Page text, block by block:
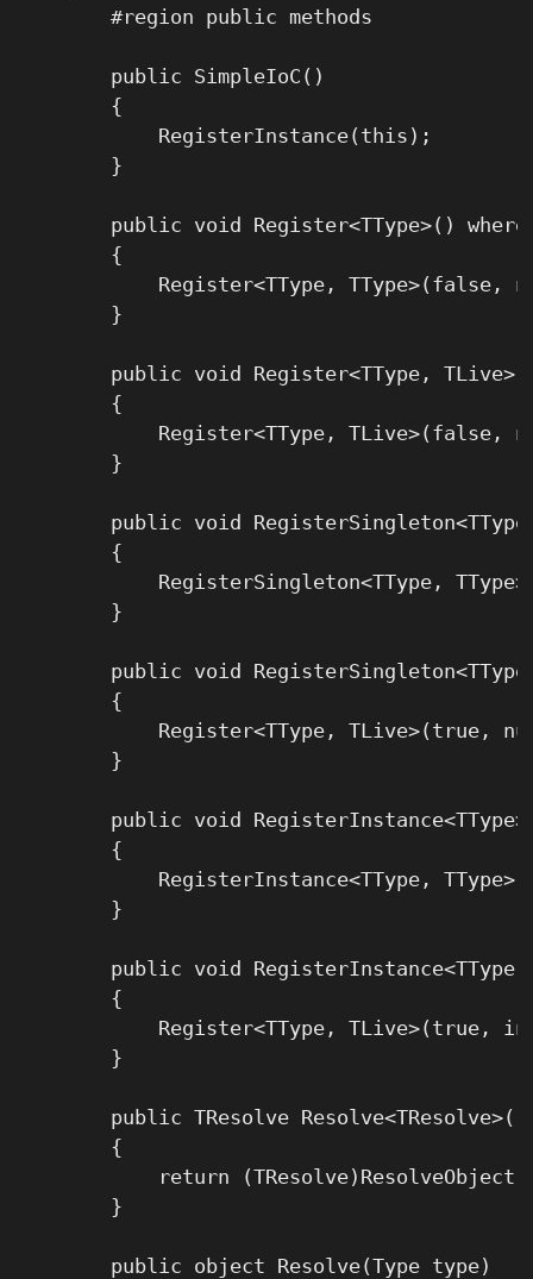
        #region public methods
        public SimpleIoC()
        {
            RegisterInstance(this);
        }
public void Register<TType>()
        {
Register<TType, TType>(false,
        }
public void Register<TType,
        {
Register<TType, TLive>(false,
        }
public void
        {
RegisterSingleton<TType,
        }
public void
        {
Register<TType, TLive>(true,
        }
public void
        {
RegisterInstance<TType,
        }
public void
        {
Register<TType, TLive>(true,
        }
        public TResolve Resolve<TResolve>()
        {
return
        }
        public object Resolve(Type type)